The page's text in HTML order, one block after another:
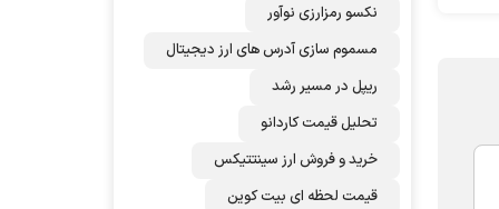
نکسو رمزارزی نوآور
مسموم سازی آدرس های ارز دیجیتال
ریپل در مسیر رشد
تحلیل قیمت کاردانو
خرید و فروش ارز سینتتیکس
قیمت لحظه ای بیت کوین